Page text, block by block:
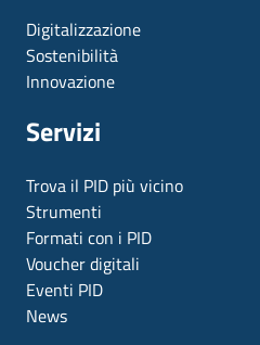
Digitalizzazione
Sostenibilità
Innovazione
Servizi
Trova il PID più vicino
Strumenti
Formati con i PID
Voucher digitali
Eventi PID
News